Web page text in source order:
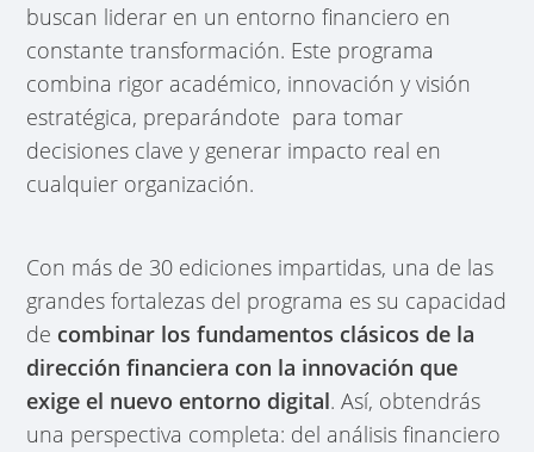
buscan liderar en un entorno financiero en
constante transformación. Este programa
combina rigor académico, innovación y visión
estratégica, preparándote para tomar
decisiones clave y generar impacto real en
cualquier organización.
Con más de 30 ediciones impartidas, una de las
grandes fortalezas del programa es su capacidad
de combinar los fundamentos clásicos de la
dirección financiera con la innovación que
exige el nuevo entorno digital. Así, obtendrás
una perspectiva completa: del análisis financiero